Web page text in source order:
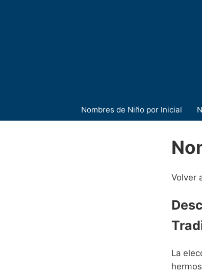
Nombres de Niño por Inicial
Volver
La